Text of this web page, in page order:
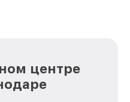
центре